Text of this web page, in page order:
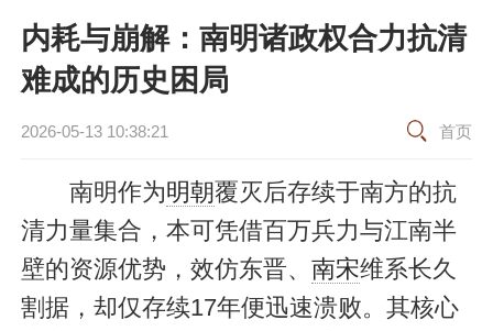
内耗与崩解：南明诸政权合力抗清
难成的历史困局
2026-05-13 10:38:21 首页
南明作为明朝覆灭后存续于南方的抗
清力量集合，本可凭借百万兵力与江南半
壁的资源优势，效仿东晋、 南宋维系长久
割据，却仅存续17年便迅速溃败。其核心